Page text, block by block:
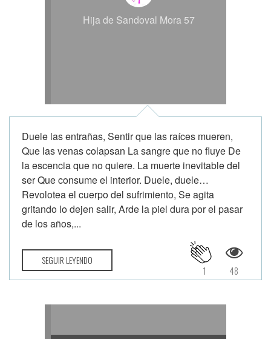
Hija de Sandoval Mora 57
Duele las entrañas, Sentir que las raíces mueren,
Que las venas colapsan La sangre que no fluye De
la escencia que no quiere. La muerte inevitable del
ser Que consume el interior. Duele, duele…
Revolotea el cuerpo del sufrimiento, Se agita
gritando lo dejen salir, Arde la piel dura por el pasar
de los años,...
SEGUIR LEYENDO
48
1